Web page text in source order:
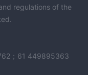
regulations of the
；61 449895363